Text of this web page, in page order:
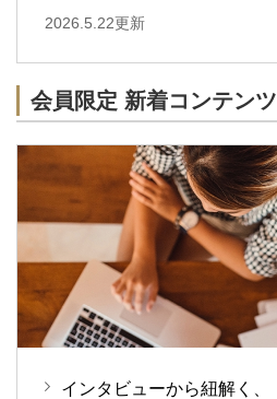
2026.5.22更新
会員限定 新着コンテンツ
インタビューから紐解く、